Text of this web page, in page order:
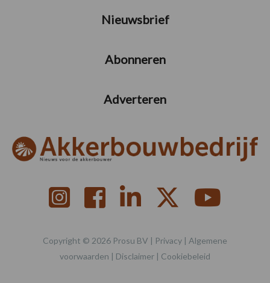
Nieuwsbrief
Abonneren
Adverteren
Copyright © 2026 Prosu BV | Privacy | Algemene
voorwaarden | Disclaimer | Cookiebeleid